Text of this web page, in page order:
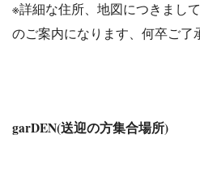
※詳細な住所、地図につきまし
のご案内になります、何卒ご了
garDEN(送迎の方集合場所)